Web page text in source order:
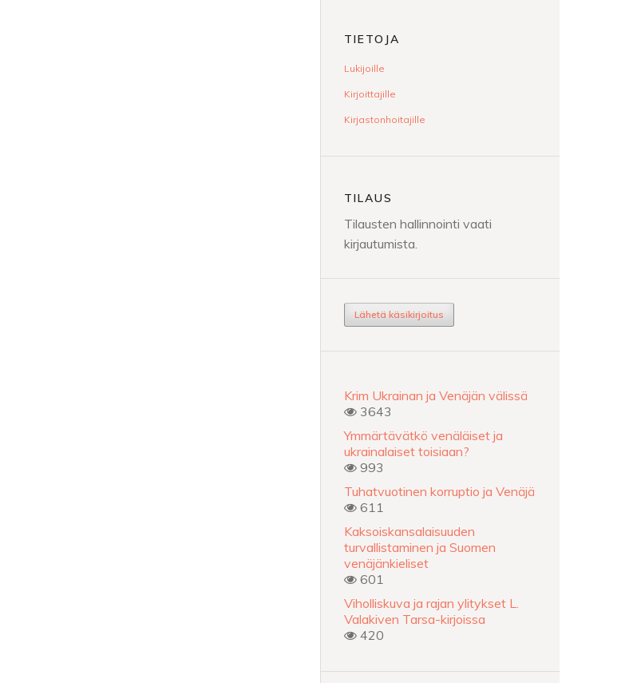
TIETOJA
Lukijoille
Kirjoittajille
Kirjastonhoitajille
TILAUS
Tilausten hallinnointi vaati
kirjautumista.
Lähetä käsikirjoitus
Krim Ukrainan ja Venäjän välissä
3643
Ymmärtävätkö venäläiset ja
ukrainalaiset toisiaan?
993
Tuhatvuotinen korruptio ja Venäjä
611
Kaksoiskansalaisuuden
turvallistaminen ja Suomen
venäjänkieliset
601
Viholliskuva ja rajan ylitykset L.
Valakiven Tarsa-kirjoissa
420